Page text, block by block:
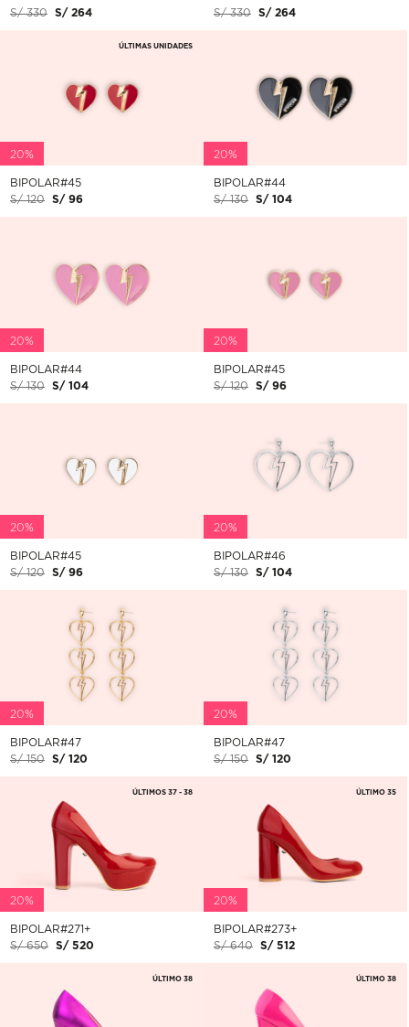
S/ 330
S/ 264
S/ 330
S/ 264
20%
BIPOLAR#45
S/ 120
S/ 96
ÚLTIMAS UNIDADES
20%
BIPOLAR#44
S/ 130
S/ 104
20%
BIPOLAR#44
S/ 130
S/ 104
20%
BIPOLAR#45
S/ 120
S/ 96
20%
BIPOLAR#45
S/ 120
S/ 96
20%
BIPOLAR#46
S/ 130
S/ 104
20%
BIPOLAR#47
S/ 150
S/ 120
20%
BIPOLAR#47
S/ 150
S/ 120
20%
BIPOLAR#271+
S/ 650
S/ 520
ÚLTIMOS 37 - 38
20%
BIPOLAR#273+
S/ 640
S/ 512
ÚLTIMO 35
ÚLTIMO 38 ÚLTIMO 38